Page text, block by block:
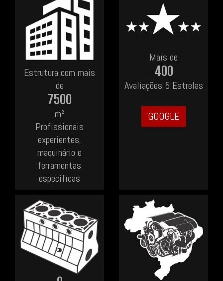
Estrutura com mais
de
7500
m²
Profissionais
experientes,
maquinário e
ferramentas
específicas
Mais de
400
Avaliações 5 Estrelas
GOOGLE